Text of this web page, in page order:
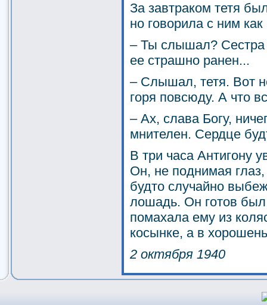
За завтраком тетя
но говорила с ним
– Ты слышал? Сестра
ее страшно ранен...
– Слышал, тетя. Вот
горя повсюду. А что
– Ах, слава Богу,
мнителен. Сердце
В три часа Антигону
Он, не поднимая
будто случайно
лошадь. Он готов был
помахала ему из
косынке, а в
2 октября 1940